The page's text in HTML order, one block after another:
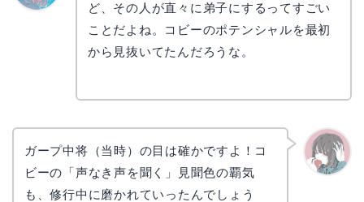
ど、その人が直々に弟子にするってすごい
ことだよね。コビーのポテンシャルを最初
から見抜いてたんだろうな。
ガープ中将（当時）の目は確かですよ！コ
ビーの「声なき声を聞く」見聞色の覇気
も、修行中に磨かれていったんでしょう